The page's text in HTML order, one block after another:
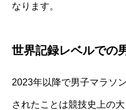
なります。
世界記録レベルでの
2023年以降で男子マラソ
されたことは競技史上の